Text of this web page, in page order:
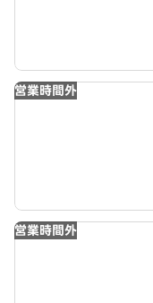
営業時間外
営業時間外